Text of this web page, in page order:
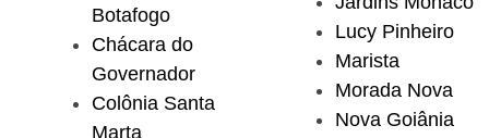
Botafogo
Chácara do
Governador
Colônia Santa
Marta
Lucy Pinheiro
Marista
Morada Nova
Nova Goiânia